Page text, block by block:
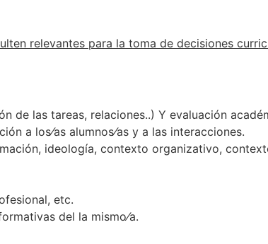
relevantes para la toma de decisiones
de las tareas, relaciones..) Y evaluación
a los⁄as alumnos⁄as y a las interacciones.
ideología, contexto organizativo,
etc.
del la mismo⁄a.